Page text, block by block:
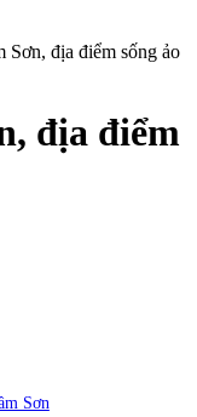
Sơn, địa điểm sống ảo
địa điểm
Sơn